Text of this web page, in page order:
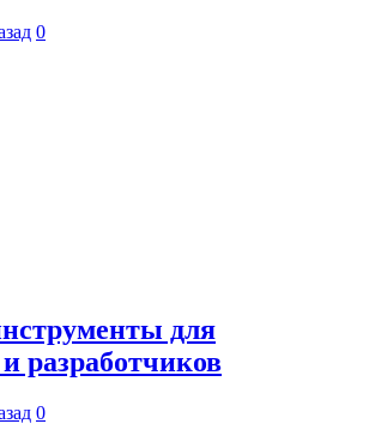
0
для
разработчиков
0